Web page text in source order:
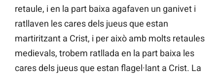
retaule, i en la part baixa agafaven un ganivet i
ratllaven les cares dels jueus que estan
martiritzant a Crist, i per això amb molts retaules
medievals, trobem ratllada en la part baixa les
cares dels jueus que estan flagel·lant a Crist. La